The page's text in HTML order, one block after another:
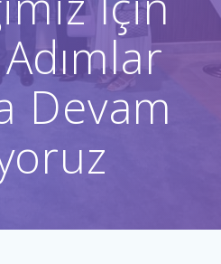
Devam